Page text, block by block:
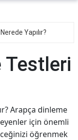
Yapılır?
Testleri
Arapça dinleme
için önemli
öğrenmek